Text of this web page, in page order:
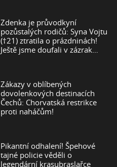
Zdenka je průvodkyní
pozůstalých rodičů: Syna Vojtu
(†21) ztratila o prázdninách!
Ještě jsme doufali v zázrak…
Zákazy v oblíbených
dovolenkových destinacích
Čechů: Chorvatská restrikce
proti naháčům!
Pikantní odhalení! Špehové
tajné policie věděli o
legendární krasubraslařce